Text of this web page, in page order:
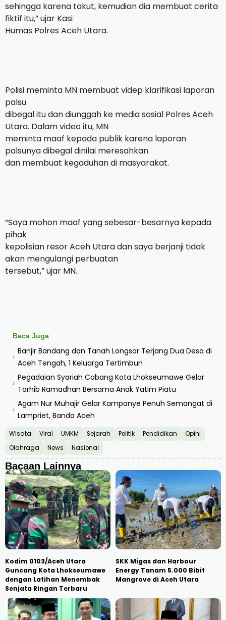
sehingga karena takut, kemudian dia membuat cerita
fiktif itu,” ujar Kasi
Humas Polres Aceh Utara.
Polisi meminta MN membuat videp klarifikasi laporan
palsu
dibegal itu dan diunggah ke media sosial Polres Aceh
Utara. Dalam video itu, MN
meminta maaf kepada publik karena laporan
palsunya dibegal dinilai meresahkan
dan membuat kegaduhan di masyarakat.
“Saya mohon maaf yang sebesar-besarnya kepada
pihak
kepolisian resor Aceh Utara dan saya berjanji tidak
akan mengulangi perbuatan
tersebut,” ujar MN.
Baca Juga
›
Banjir Bandang dan Tanah Longsor Terjang Dua Desa di
Aceh Tengah, 1 Keluarga Tertimbun
›
Pegadaian Syariah Cabang Kota Lhokseumawe Gelar
Tarhib Ramadhan Bersama Anak Yatim Piatu
›
Agam Nur Muhajir Gelar Kampanye Penuh Semangat di
Lampriet, Banda Aceh
Wisata Viral UMKM Sejarah Politik Pendidikan
Opini
Olahraga
News Nasional
Bacaan Lainnya
Kodim 0103/Aceh Utara
Guncang Kota Lhokseumawe
dengan Latihan Menembak
Senjata Ringan Terbaru
SKK Migas dan Harbour
Energy Tanam 5.000 Bibit
Mangrove di Aceh Utara